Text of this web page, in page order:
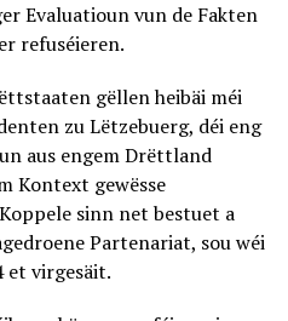
Evaluatioun vun de Fakten
refuséieren.
gëllen heibäi méi
zu Lëtzebuerg, déi eng
aus engem Drëttland
Kontext gewësse
sinn net bestuet a
Partenariat, sou wéi
et virgesäit.